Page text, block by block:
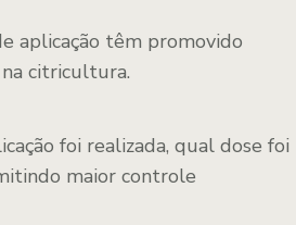
aplicação têm promovido
citricultura.
foi realizada, qual dose foi
maior controle